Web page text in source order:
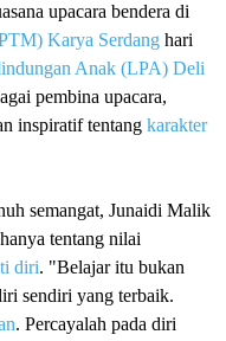
upacara bendera di
Karya Serdang hari
Anak (LPA) Deli
pembina upacara,
inspiratif tentang karakter
semangat, Junaidi Malik
tentang nilai
diri. "Belajar itu bukan
sendiri yang terbaik.
. Percayalah pada diri